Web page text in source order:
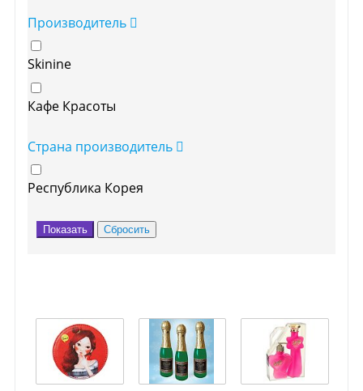
Производитель
Skinine
Кафе Красоты
Страна производитель
Республика Корея